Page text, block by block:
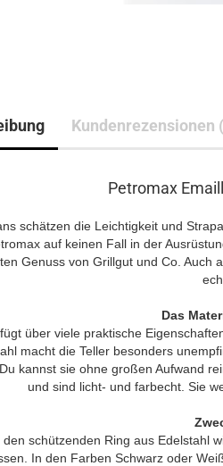
Kundenrezensionen
Petromax
schätzen die Leichtigkeit und
auf keinen Fall in der
Genuss von Grillgut und Co. Auch
Das
über viele praktische
macht die Teller besonders
kannst sie ohne großen Aufwand
und sind licht- und farbecht. Sie
den schützenden Ring aus Edelstahl
In den Farben Schwarz oder